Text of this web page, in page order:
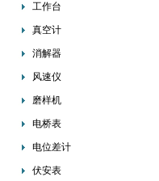
工作台
真空计
消解器
风速仪
磨样机
电桥表
电位差计
伏安表